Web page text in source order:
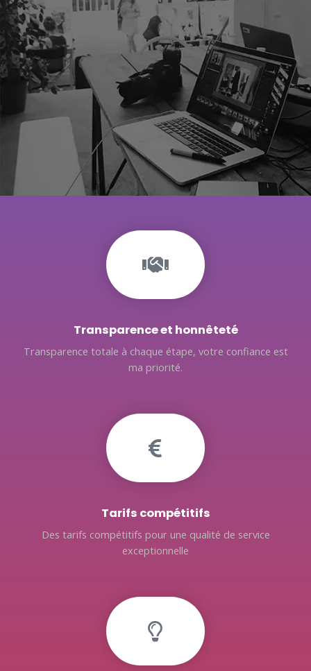
Transparence et honnêteté
Transparence totale à chaque étape, votre confiance est
ma priorité.
Tarifs compétitifs
Des tarifs compétitifs pour une qualité de service
exceptionnelle